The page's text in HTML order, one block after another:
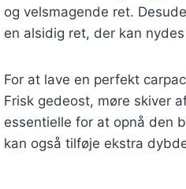
og velsmagende ret.
en alsidig ret, der kan
For at lave en perfekt
Frisk gedeost, møre skiver
essentielle for at opnå den
kan også tilføje ekstra